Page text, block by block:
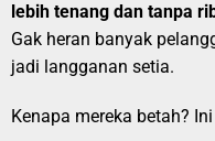
lebih tenang dan tanpa
Gak heran banyak
jadi langganan setia.
Kenapa mereka betah?